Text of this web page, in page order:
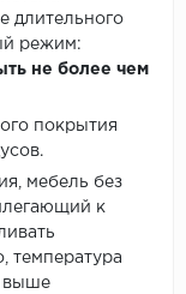
длительного
режим:
не более чем
покрытия
мебель без
к
температура
выше